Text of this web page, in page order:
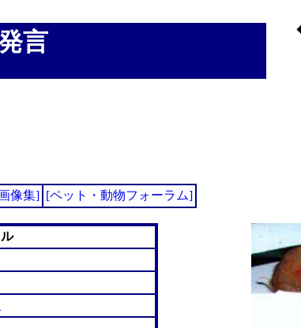
言
像集] [ペット・動物フォーラム]